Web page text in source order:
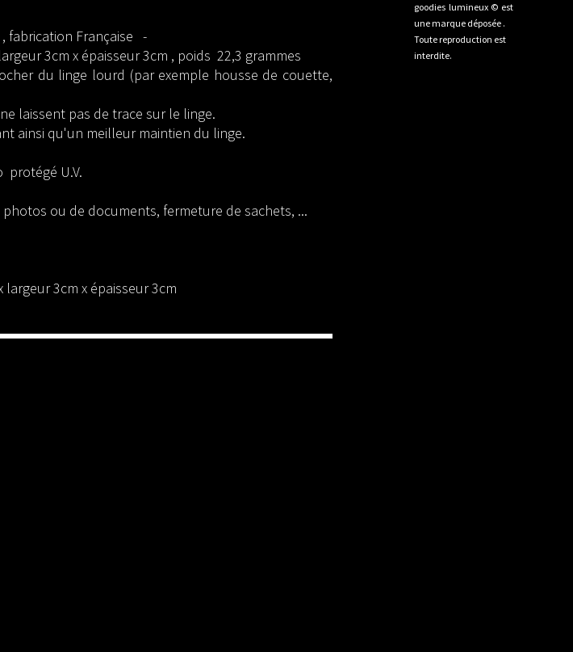
goodies lumineux © est
une marque déposée .
Toute reproduction est
interdite.
, fabrication Française -
3cm x épaisseur 3cm , poids 22,3 grammes
du linge lourd (par exemple housse de couette,
laissent pas de trace sur le linge.
ainsi qu'un meilleur maintien du linge.
protégé U.V.
ou de documents, fermeture de sachets, ...
3cm x épaisseur 3cm